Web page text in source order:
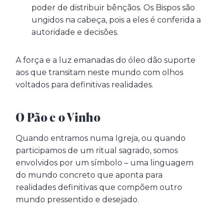
poder de distribuir bênçãos. Os Bispos são
ungidos na cabeça, pois a eles é conferida a
autoridade e decisões.
A força e a luz emanadas do óleo dão suporte
aos que transitam neste mundo com olhos
voltados para definitivas realidades.
O Pão e o Vinho
Quando entramos numa Igreja, ou quando
participamos de um ritual sagrado, somos
envolvidos por um símbolo – uma linguagem
do mundo concreto que aponta para
realidades definitivas que compõem outro
mundo pressentido e desejado.